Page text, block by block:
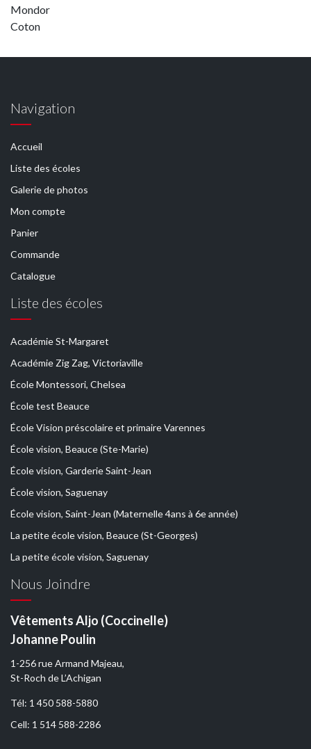
Mondor
Coton
Navigation
Accueil
Liste des écoles
Galerie de photos
Mon compte
Panier
Commande
Catalogue
Liste des écoles
Académie St-Margaret
Académie Zig Zag, Victoriaville
École Montessori, Chelsea
École test Beauce
École Vision préscolaire et primaire Varennes
École vision, Beauce (Ste-Marie)
École vision, Garderie Saint-Jean
École vision, Saguenay
École vision, Saint-Jean (Maternelle 4ans à 6e année)
La petite école vision, Beauce (St-Georges)
La petite école vision, Saguenay
Nous Joindre
Vêtements Aljo (Coccinelle)
Johanne Poulin
1-256 rue Armand Majeau,
St-Roch de L’Achigan
Tél: 1 450 588-5880
Cell: 1 514 588-2286